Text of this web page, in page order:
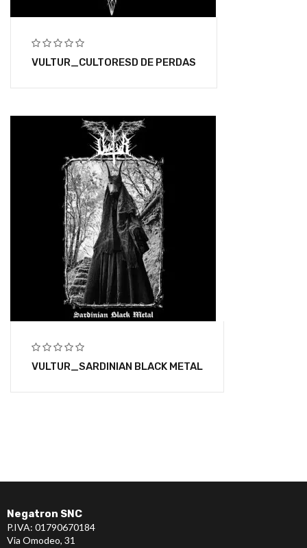
VULTUR_CULTORESD DE PERDAS
VULTUR_SARDINIAN BLACK METAL
Negatron SNC
P.IVA: 01790670184
Via Omodeo, 31